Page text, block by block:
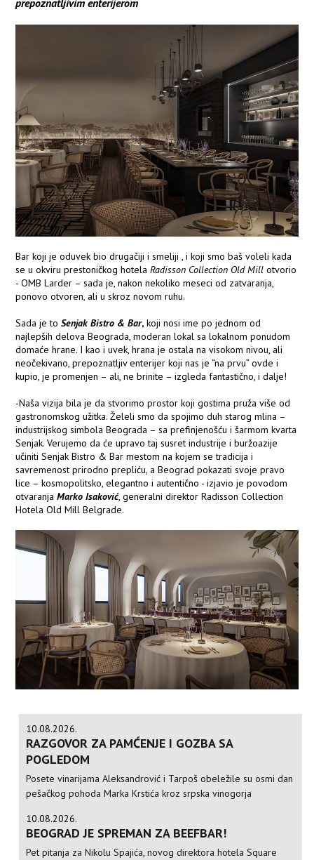
Bar koji je oduvek bio drugačiji i smeliji , i koji smo baš voleli kada
se u okviru prestoničkog hotelaRadisson Collection Old Mill otvorio
- OMB Larder – sada je, nakon nekoliko meseci od zatvaranja,
ponovo otvoren, ali u skroz novom ruhu.
Sada je toSenjak Bistro & Bar, koji nosi ime po jednom od
najlepših delova Beograda, moderan lokal sa lokalnom ponudom
domaće hrane. I kao i uvek, hrana je ostala na visokom nivou, ali
neočekivano, prepoznatljiv enterijer koji nas je “na prvu” ovde i
kupio, je promenjen – ali, ne brinite – izgleda fantastično, i dalje!
-Naša vizija bila je da stvorimo prostor koji gostima pruža više od
gastronomskog užitka. Želeli smo da spojimo duh starog mlina –
industrijskog simbola Beograda – sa prefinjenošću i šarmom kvarta
Senjak. Verujemo da će upravo taj susret industrije i buržoazije
učiniti Senjak Bistro & Bar mestom na kojem se tradicija i
savremenost prirodno prepliću, a Beograd pokazati svoje pravo
lice – kosmopolitsko, elegantno i autentično - izjavio je povodom
otvaranjaMarko Isaković, generalni direktor Radisson Collection
Hotela Old Mill Belgrade.
10.08.2026.
RAZGOVOR ZA PAMĆENJE I GOZBA SA
POGLEDOM
Posete vinarijama Aleksandrović i Tarpoš obeležile su osmi dan
pešačkog pohoda Marka Krstića kroz srpska vinogorja
10.08.2026.
BEOGRAD JE SPREMAN ZA BEEFBAR!
Pet pitanja za Nikolu Spajića, novog direktora hotela Square